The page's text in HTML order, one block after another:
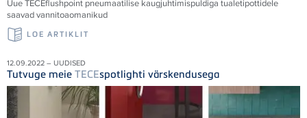
UueTECEflushpoint pneumaatilise kaugjuhtimispuldiga tualetipottidele
saavad vannitoaomanikud
LOE ARTIKLIT
12.09.2022 – UUDISED
Tutvuge meie TECEspotlighti värskendusega